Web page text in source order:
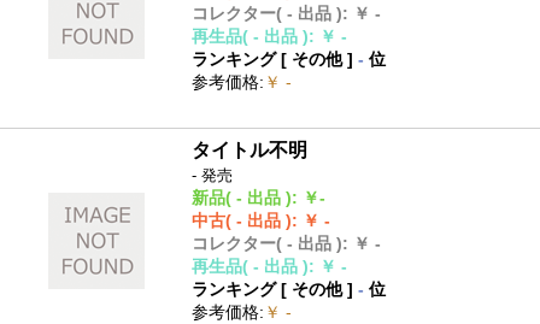
コレクター( - 出品 ): ￥ -
再生品( - 出品 ): ￥ -
ランキング [ その他]- 位
参考価格: ￥ -
タイトル不明
- 発売
新品( - 出品 ): ￥-
中古( - 出品 ): ￥ -
コレクター( - 出品 ): ￥ -
再生品( - 出品 ): ￥ -
ランキング [ その他]- 位
参考価格: ￥ -